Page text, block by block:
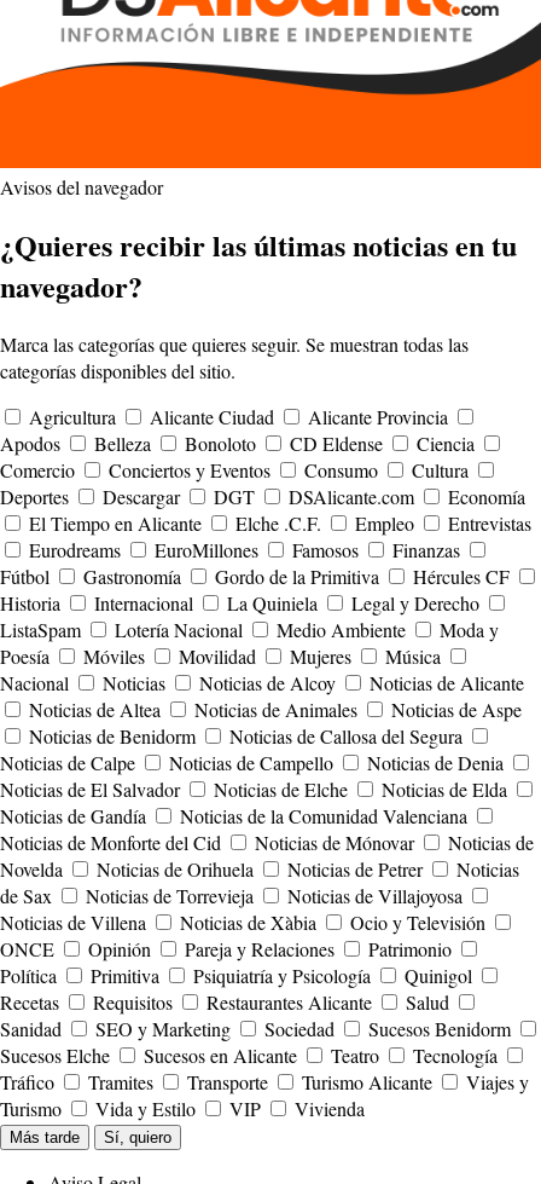
Avisos del navegador
¿Quieres recibir las últimas noticias en tu
navegador?
Marca las categorías que quieres seguir. Se muestran todas las
categorías disponibles del sitio.
Agricultura
Alicante Ciudad
Alicante Provincia
Apodos
Belleza Bonoloto CD Eldense
Ciencia
Comercio
Conciertos y Eventos Consumo
Cultura
Deportes
Descargar DGT DSAlicante.com
Economía
El Tiempo en Alicante
Elche .C.F. Empleo
Entrevistas
Eurodreams
EuroMillones Famosos
Finanzas
Fútbol
Gastronomía Gordo de la Primitiva
Hércules CF
Historia
Internacional La Quiniela
Legal y Derecho
ListaSpam
Lotería Nacional Medio Ambiente
Moda y
Poesía
Móviles Movilidad Mujeres
Música
Nacional
Noticias Noticias de Alcoy
Noticias de Alicante
Noticias de Altea
Noticias de Animales
Noticias de Aspe
Noticias de Benidorm
Noticias de Callosa del Segura
Noticias de Calpe
Noticias de Campello
Noticias de Denia
Noticias de El Salvador
Noticias de Elche
Noticias de Elda
Noticias de Gandía
Noticias de la Comunidad Valenciana
Noticias de Monforte del Cid
Noticias de Mónovar
Noticias de
Novelda
Noticias de Orihuela Noticias de Petrer
Noticias
de Sax
Noticias de Torrevieja
Noticias de Villajoyosa
Noticias de Villena
Noticias de Xàbia
Ocio y Televisión
ONCE
Opinión Pareja y Relaciones
Patrimonio
Política
Primitiva Psiquiatría y Psicología
Quinigol
Recetas
Requisitos Restaurantes Alicante
Salud
Sanidad
SEO y Marketing Sociedad
Sucesos Benidorm
Sucesos Elche
Sucesos en Alicante Teatro
Tecnología
Tráfico
Tramites Transporte Turismo Alicante
Viajes y
Turismo
Vida y Estilo VIP Vivienda
Más tarde Sí, quiero